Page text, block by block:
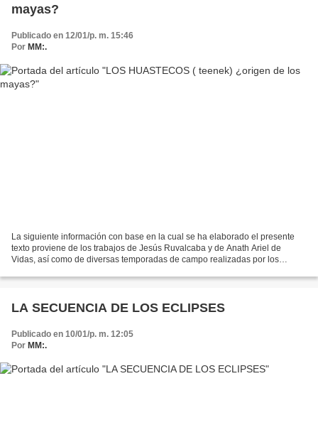
mayas?
Publicado en 12/01/p. m. 15:46
Por MM:.
La siguiente información con base en la cual se ha elaborado el presente
texto proviene de los trabajos de Jesús Ruvalcaba y de Anath Ariel de
Vidas, así como de diversas temporadas de campo realizadas por los
LA SECUENCIA DE LOS ECLIPSES
Publicado en 10/01/p. m. 12:05
Por MM:.